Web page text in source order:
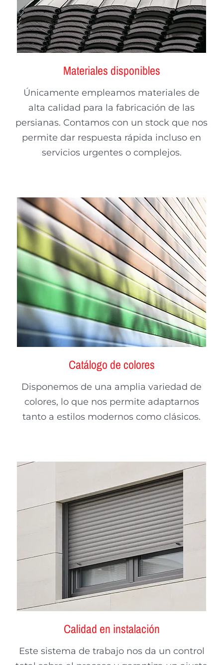
Materiales disponibles
Únicamente empleamos materiales de
alta calidad para la fabricación de las
persianas. Contamos con un stock que nos
permite dar respuesta rápida incluso en
servicios urgentes o complejos.
Catálogo de colores
Disponemos de una amplia variedad de
colores, lo que nos permite adaptarnos
tanto a estilos modernos como clásicos.
Calidad en instalación
Este sistema de trabajo nos da un control